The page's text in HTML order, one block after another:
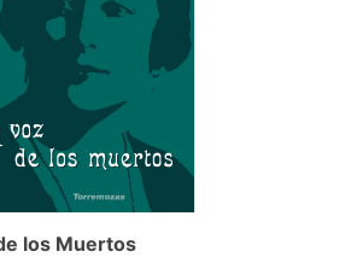
los Muertos